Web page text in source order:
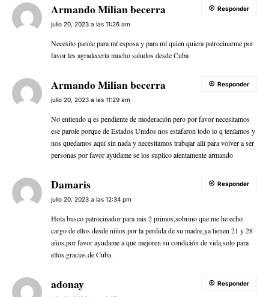
Armando Milian becerra
julio 20, 2023 a las 11:26 am
Necesito parole para mí esposa y para mí quien quiera patrocinarme por
favor les agradecería mucho saludos desde Cuba
Responder
Armando Milian becerra
julio 20, 2023 a las 11:29 am
No entiendo q es pendiente de moderación pero por favor necesitamos
ese parole porque de Estados Unidos nos estafaron todo lo q teníamos y
nos quedamos aquí sin nada y necesitamos trabajar allí para volver a ser
personas por favor ayúdame se los suplico atentamente armando
Responder
Damaris
julio 20, 2023 a las 12:34 pm
Hola busco patrocinador para mis 2 primos,sobrino que me he echo
cargo de ellos desde niños por la perdida de su madre,ya tienen 21 y 28
años,por favor ayudame a que mejoren su condición de vida,solo para
ellos.gracias.de Cuba.
Responder
adonay Responder